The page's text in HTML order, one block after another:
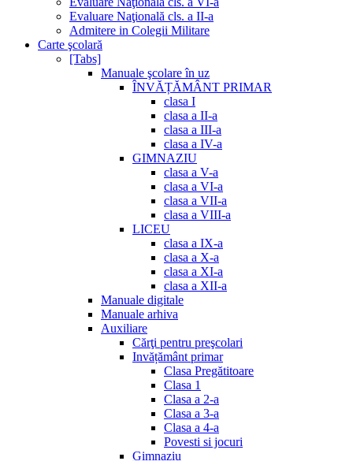
Evaluare Naţională cls. a II-a
Admitere in Colegii Militare
Carte şcolară
[Tabs]
Manuale şcolare în uz
ÎNVĂȚĂMÂNT PRIMAR
clasa I
clasa a II-a
clasa a III-a
clasa a IV-a
GIMNAZIU
clasa a V-a
clasa a VI-a
clasa a VII-a
clasa a VIII-a
LICEU
clasa a IX-a
clasa a X-a
clasa a XI-a
clasa a XII-a
Manuale digitale
Manuale arhiva
Auxiliare
Cărţi pentru preşcolari
Invățământ primar
Clasa Pregătitoare
Clasa 1
Clasa a 2-a
Clasa a 3-a
Clasa a 4-a
Povesti si jocuri
Gimnaziu